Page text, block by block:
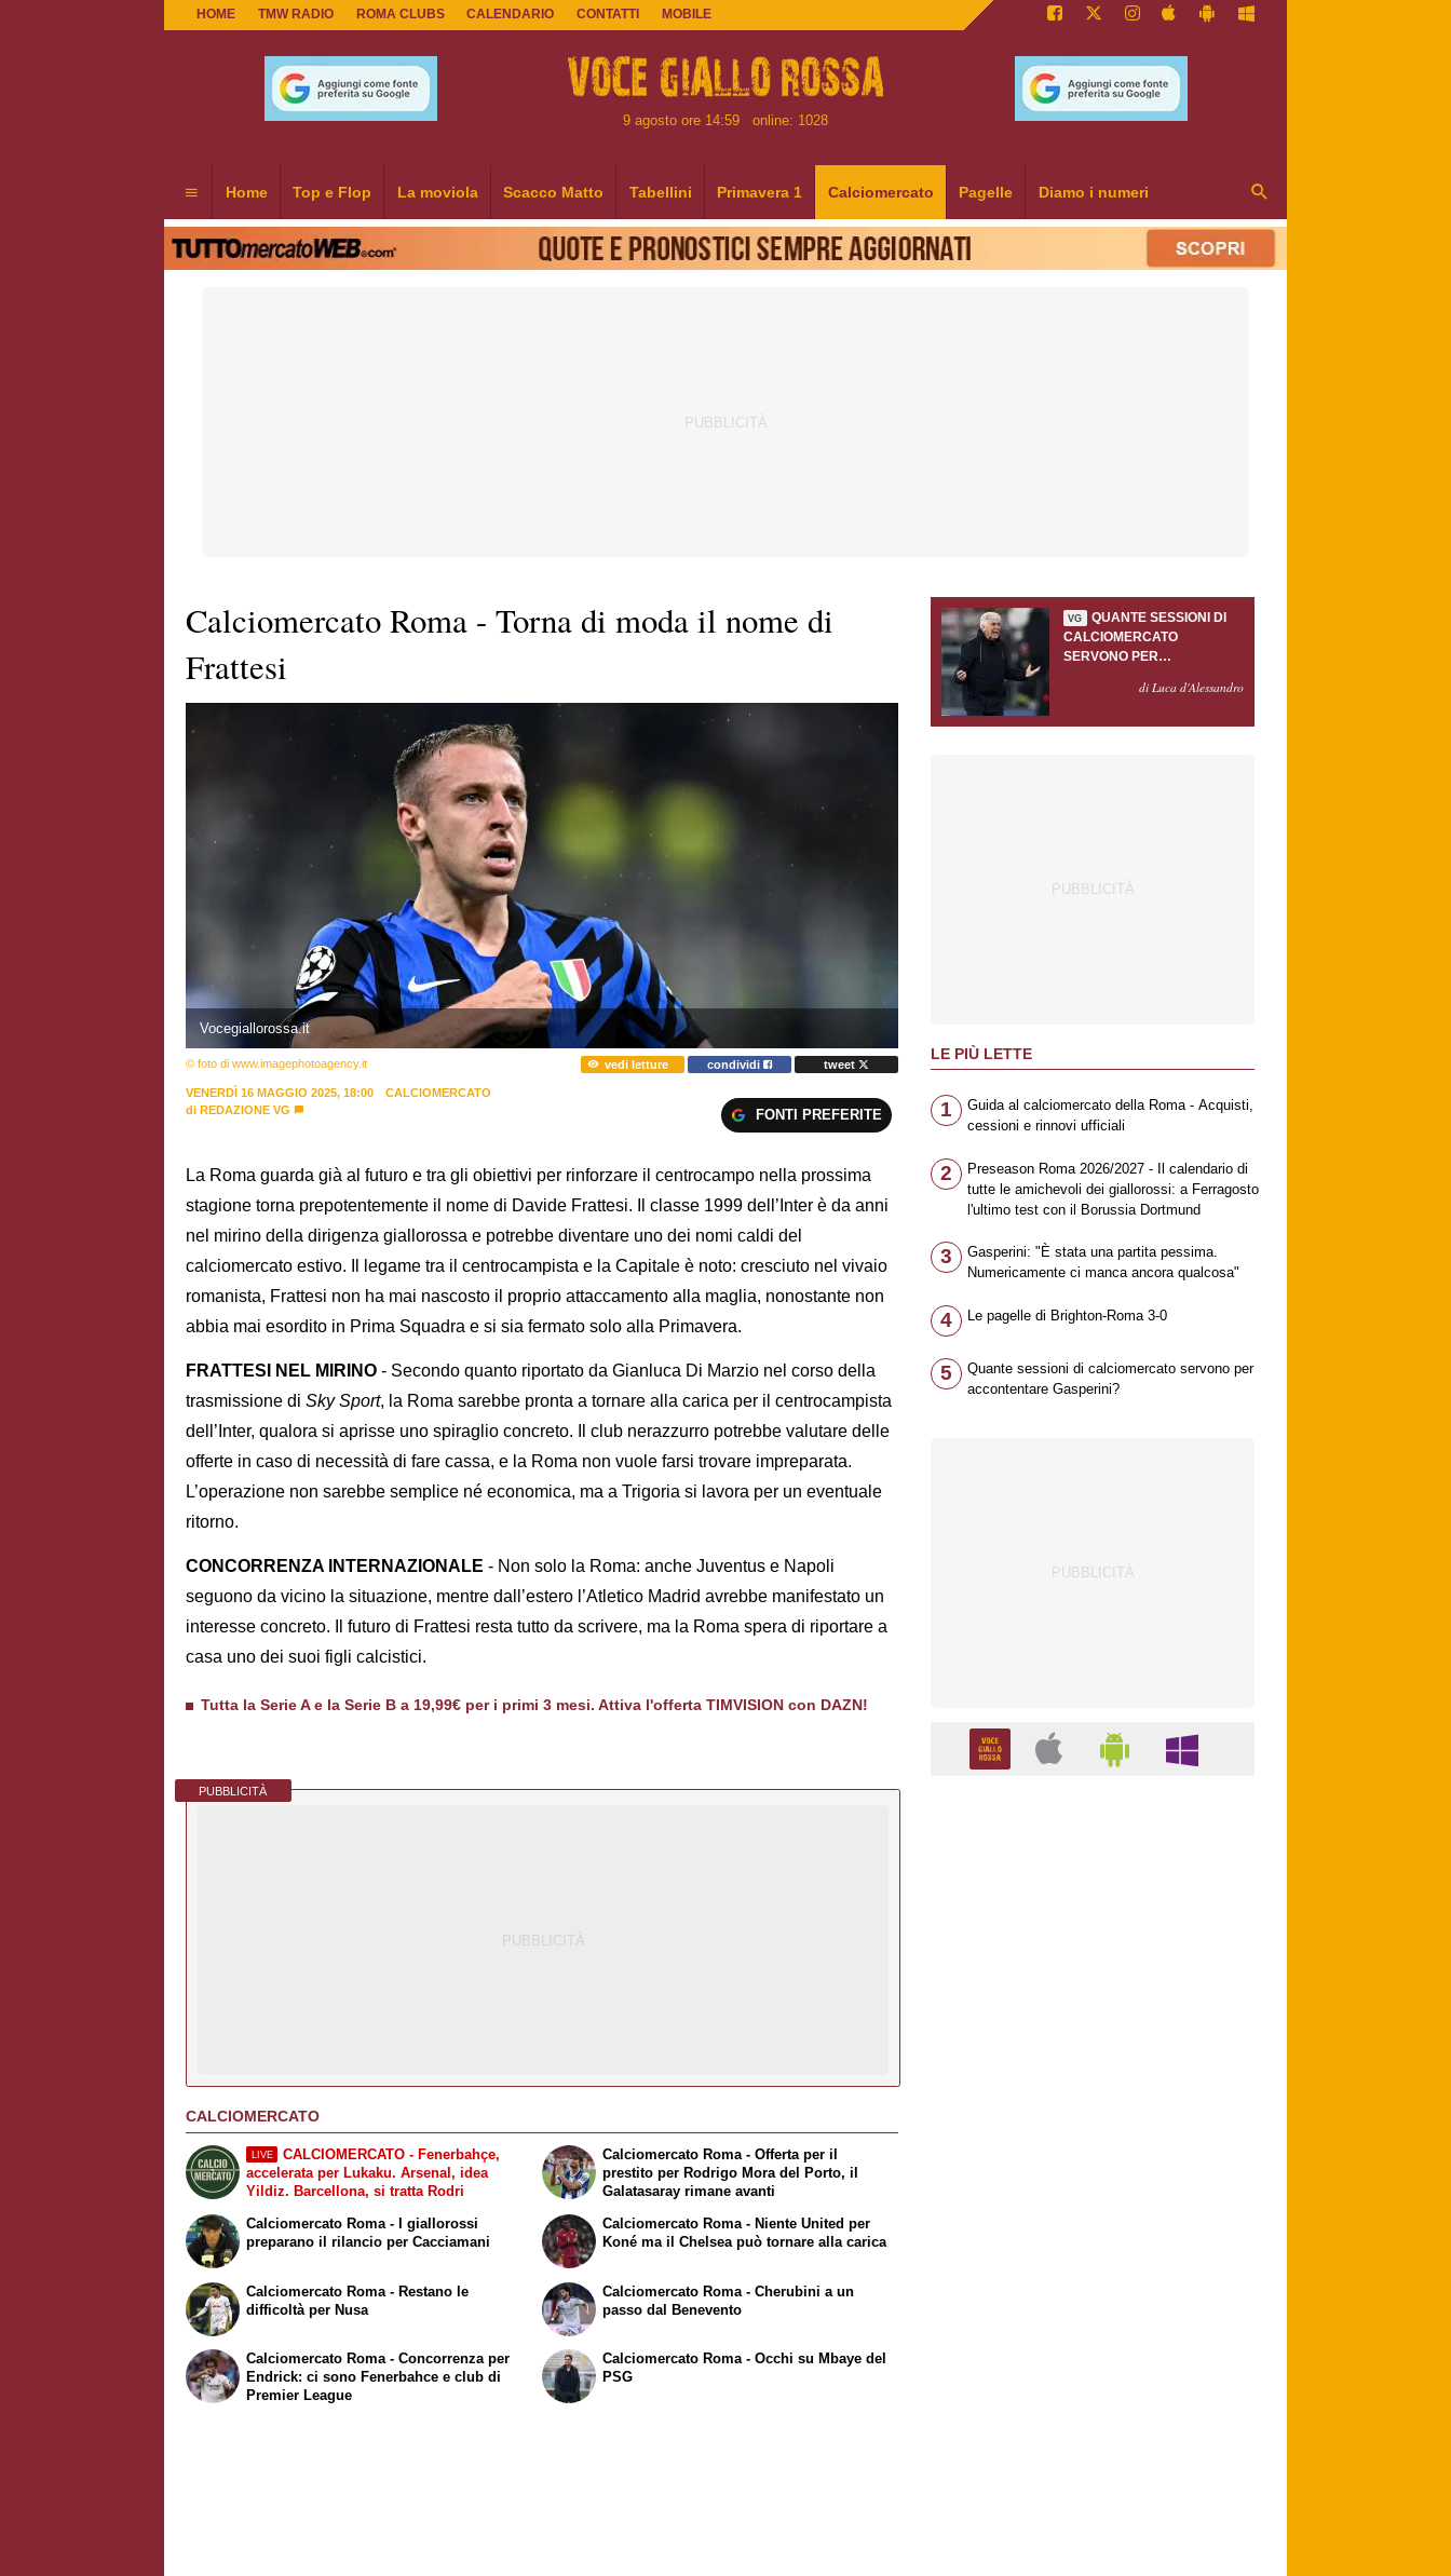
HOME TMW RADIO ROMA CLUBS CALENDARIO CONTATTI MOBILE
9 agosto ore 14:59 online: 1028
Home Top e Flop La moviola Scacco Matto Tabellini Primavera 1 Calciomercato Pagelle Diamo i numeri
Calciomercato Roma - Torna di moda il nome di
Frattesi
Vocegiallorossa.it
© foto di www.imagephotoagency.it vedi letture condividi tweet
VENERDÌ 16 MAGGIO 2025, 18:00
CALCIOMERCATO
di REDAZIONE VG FONTI PREFERITE
La Roma guarda già al futuro e tra gli obiettivi per rinforzare il centrocampo nella prossima
stagione torna prepotentemente il nome di Davide Frattesi. Il classe 1999 dell’Inter è da anni
nel mirino della dirigenza giallorossa e potrebbe diventare uno dei nomi caldi del
calciomercato estivo. Il legame tra il centrocampista e la Capitale è noto: cresciuto nel vivaio
romanista, Frattesi non ha mai nascosto il proprio attaccamento alla maglia, nonostante non
abbia mai esordito in Prima Squadra e si sia fermato solo alla Primavera.
FRATTESI NEL MIRINO - Secondo quanto riportato da Gianluca Di Marzio nel corso della
trasmissione di Sky Sport, la Roma sarebbe pronta a tornare alla carica per il centrocampista
dell’Inter, qualora si aprisse uno spiraglio concreto. Il club nerazzurro potrebbe valutare delle
offerte in caso di necessità di fare cassa, e la Roma non vuole farsi trovare impreparata.
L’operazione non sarebbe semplice né economica, ma a Trigoria si lavora per un eventuale
ritorno.
CONCORRENZA INTERNAZIONALE - Non solo la Roma: anche Juventus e Napoli
seguono da vicino la situazione, mentre dall’estero l’Atletico Madrid avrebbe manifestato un
interesse concreto. Il futuro di Frattesi resta tutto da scrivere, ma la Roma spera di riportare a
casa uno dei suoi figli calcistici.
Tutta la Serie A e la Serie B a 19,99€ per i primi 3 mesi. Attiva l'offerta TIMVISION con DAZN!
PUBBLICITÀ
CALCIOMERCATO
LIVE
CALCIOMERCATO - Fenerbahçe,
accelerata per Lukaku. Arsenal, idea
Yildiz. Barcellona, si tratta Rodri
Calciomercato Roma - I giallorossi
preparano il rilancio per Cacciamani
Calciomercato Roma - Offerta per il
prestito per Rodrigo Mora del Porto, il
Galatasaray rimane avanti
Calciomercato Roma - Niente United per
Koné ma il Chelsea può tornare alla carica
Calciomercato Roma - Restano le
difficoltà per Nusa
Calciomercato Roma - Concorrenza per
Endrick: ci sono Fenerbahce e club di
Premier League
Calciomercato Roma - Cherubini a un
passo dal Benevento
Calciomercato Roma - Occhi su Mbaye del
PSG
VG
QUANTE SESSIONI DI
CALCIOMERCATO
SERVONO PER
GASPERINI?di Luca d'Alessandro
LE PIÙ LETTE
1
Guida al calciomercato della Roma - Acquisti,
cessioni e rinnovi ufficiali
2
Preseason Roma 2026/2027 - Il calendario di
tutte le amichevoli dei giallorossi: a Ferragosto
l'ultimo test con il Borussia Dortmund
3
Gasperini: "È stata una partita pessima.
Numericamente ci manca ancora qualcosa"
4 Le pagelle di Brighton-Roma 3-0
5
Quante sessioni di calciomercato servono per
accontentare Gasperini?